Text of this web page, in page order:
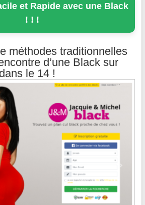
et Rapide avec une Black
! ! !
méthodes traditionnelles
d’une Black sur
le 14 !